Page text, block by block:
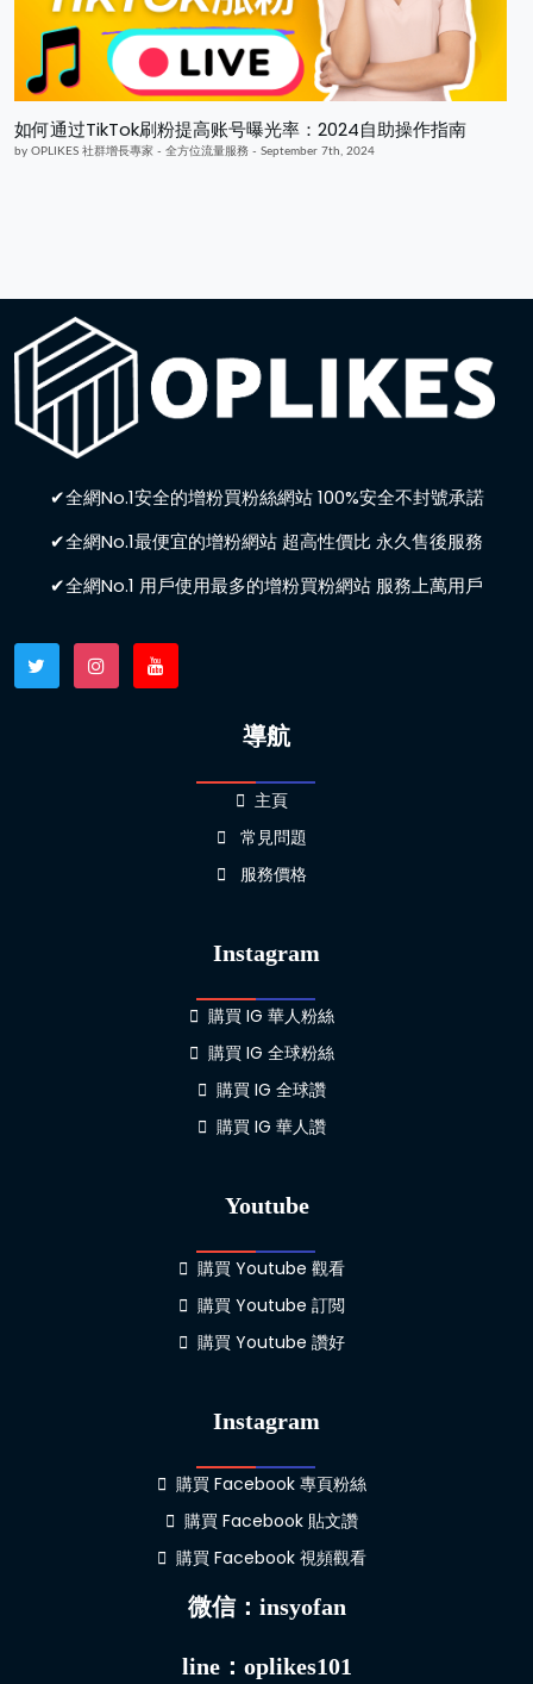
如何通过TikTok刷粉提高账号曝光率：2024自助操作指南
by OPLIKES 社群增長專家 - 全方位流量服務 - September 7th, 2024
✔全網No.1安全的增粉買粉絲網站 100%安全不封號承諾
✔全網No.1最便宜的增粉網站 超高性價比 永久售後服務
✔全網No.1 用戶使用最多的增粉買粉網站 服務上萬用戶
導航
主頁
常見問題
服務價格
Instagram
購買 IG 華人粉絲
購買 IG 全球粉絲
購買 IG 全球讚
購買 IG 華人讚
Youtube
購買 Youtube 觀看
購買 Youtube 訂閲
購買 Youtube 讚好
Instagram
購買 Facebook 專頁粉絲
購買 Facebook 貼文讚
購買 Facebook 視頻觀看
微信：insyofan
line：oplikes101